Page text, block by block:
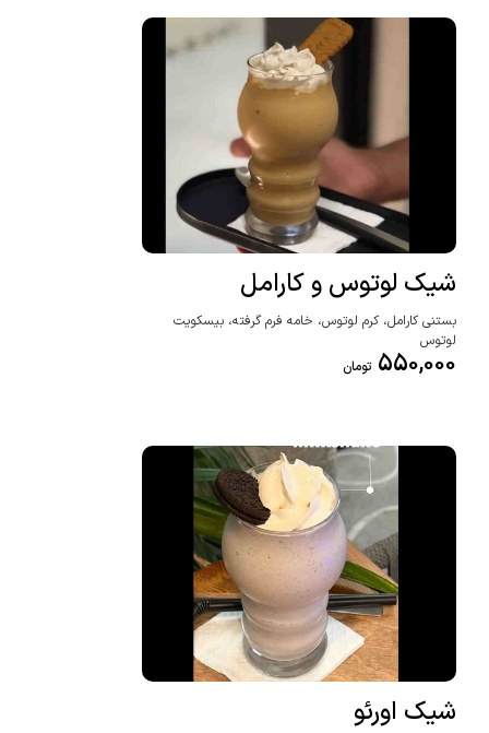
شیک لوتوس و کارامل
بستنی کارامل، کرم لوتوس، خامه فرم گرفته، بیسکویت
لوتوس
550,000 تومان
شیک اورئو